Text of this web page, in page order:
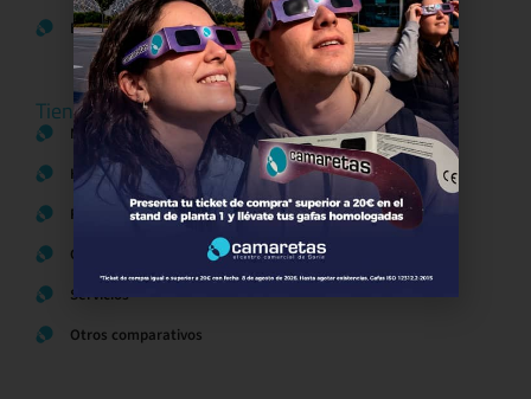
Bases legales Concursos y Promociones
Tiendas
Moda
Hogar y Alimentación
Regalos y Complementos
Ocio y Restauración
Servicios
Otros comparativos